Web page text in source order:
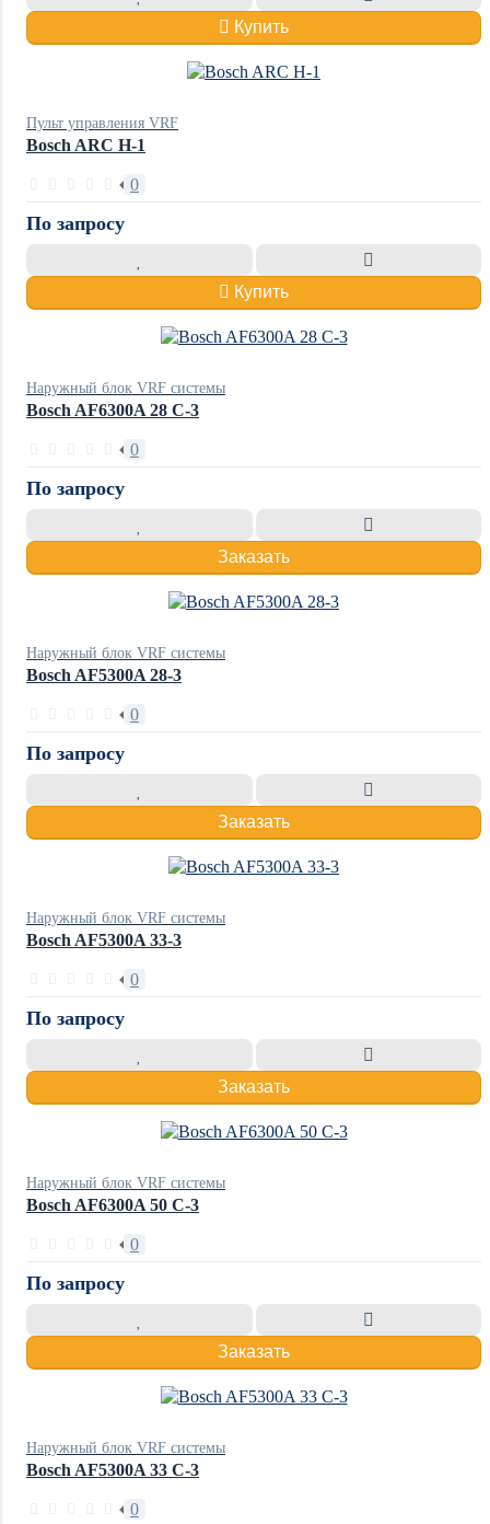
Купить
Пульт управления VRF
Bosch ARC H-1
0
По запросу
Купить
Наружный блок VRF системы
Bosch AF6300A 28 C-3
0
По запросу
Заказать
Наружный блок VRF системы
Bosch AF5300A 28-3
0
По запросу
Заказать
Наружный блок VRF системы
Bosch AF5300A 33-3
0
По запросу
Заказать
Наружный блок VRF системы
Bosch AF6300A 50 C-3
0
По запросу
Заказать
Наружный блок VRF системы
Bosch AF5300A 33 C-3
0